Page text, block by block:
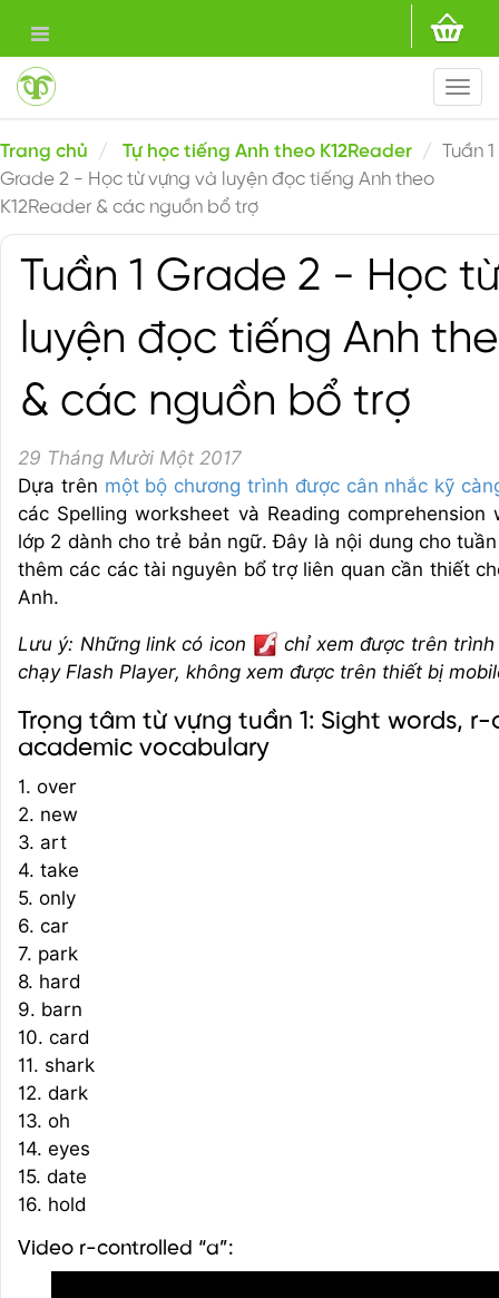
Trang chủ Tự học tiếng Anh theo K12Reader
Tuần 1
Grade 2 - Học từ vựng và luyện đọc tiếng Anh theo
K12Reader & các nguồn bổ trợ
Tuần 1 Grade 2 - Học
luyện đọc tiếng Anh
& các nguồn bổ trợ
29 Tháng Mười Một 2017
Dựa trên một bộ chương trình được cân nhắc kỹ
các Spelling worksheet và Reading
lớp 2 dành cho trẻ bản ngữ. Đây là nội dung cho
thêm các các tài nguyên bổ trợ liên quan cần thiết
Anh.
Lưu ý: Những link có icon
chỉ xem được trên
chạy Flash Player, không xem được trên thiết bị
Trọng tâm từ vựng tuần 1: Sight words, r-
academic vocabulary
1. over
2. new
3. art
4. take
5. only
6. car
7. park
8. hard
9. barn
10. card
11. shark
12. dark
13. oh
14. eyes
15. date
16. hold
Video r-controlled “a”: